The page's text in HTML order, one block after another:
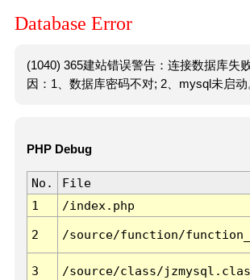
Database Error
(1040) 365建站错误警告：连接数据库失
因：1、数据库密码不对; 2、mysql未启动
PHP Debug
No. File
1
/index.php
2 /source/function/
3 /source/class/